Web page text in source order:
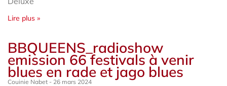
Lire plus »
BBQUEENS_radioshow
emission 66 festivals à venir
blues en rade et jago blues
Couinie Nabet 26 mars 2024